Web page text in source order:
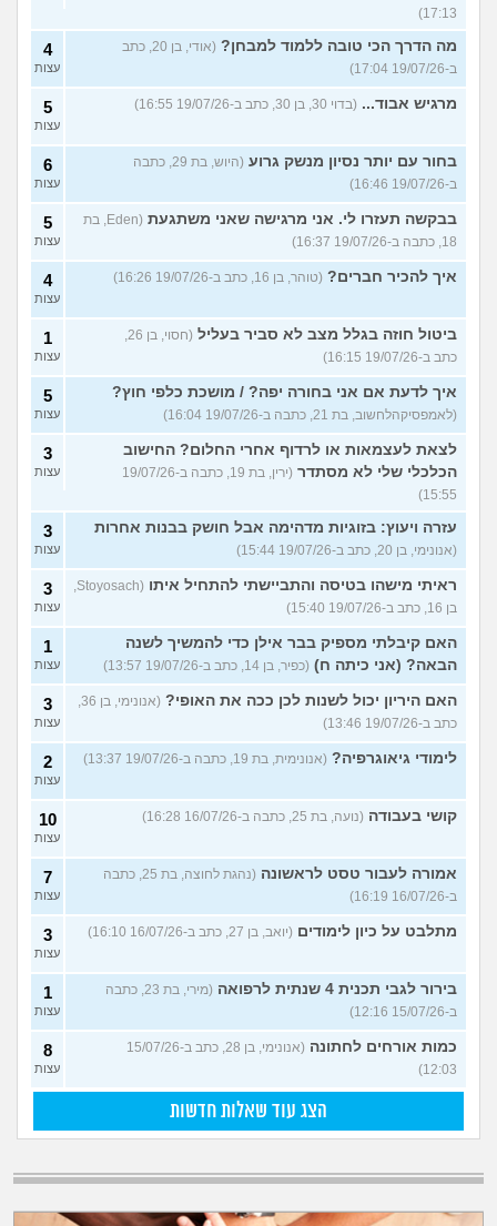
17:13)
מה הדרך הכי טובה ללמוד למבחן?
(אודי, בן 20, כתב
ב-19/07/26 17:04)
4
עצות
מרגיש אבוד... (בדוי 30, בן 30, כתב ב-19/07/26 16:55) 5
עצות
בחור עם יותר נסיון מנשק גרוע
(היוש, בת 29, כתבה
ב-19/07/26 16:46)
6
עצות
בבקשה תעזרו לי. אני מרגישה שאני משתגעת
(Eden, בת
18, כתבה ב-19/07/26 16:37)
5
עצות
איך להכיר חברים? (טוהר, בן 16, כתב ב-19/07/26 16:26) 4
עצות
ביטול חוזה בגלל מצב לא סביר בעליל
כתב ב-19/07/26 16:15)
1
עצות
איך לדעת אם אני בחורה יפה? / מושכת כלפי חוץ?
(לאמפסיקהלחשוב, בת 21, כתבה ב-19/07/26 16:04)
5
עצות
לצאת לעצמאות או לרדוף אחרי החלום? החישוב
הכלכלי שלי לא מסתדר
(ירין, בת 19, כתבה ב-19/07/26
15:55)
3
עצות
עזרה ויעוץ: בזוגיות מדהימה אבל חושק בבנות אחרות
(אנונימי, בן 20, כתב ב-19/07/26 15:44)
3
עצות
ראיתי מישהו בטיסה והתביישתי להתחיל איתו
בן 16, כתב ב-19/07/26 15:40)
3
עצות
האם קיבלתי מספיק בבר אילן כדי להמשיך לשנה
הבאה? (אני כיתה ח) (כפיר, בן 14, כתב ב-19/07/26 13:57)
1
עצות
האם היריון יכול לשנות לכן ככה את האופי?
כתב ב-19/07/26 13:46)
3
עצות
לימודי גיאוגרפיה? (אנונימית, בת 19, כתבה ב-19/07/26 13:37) 2
עצות
קושי בעבודה (נועה, בת 25, כתבה ב-16/07/26 16:28) 10
עצות
אמורה לעבור טסט לראשונה
(נהגת לחוצה, בת 25, כתבה
ב-16/07/26 16:19)
7
עצות
מתלבט על כיון לימודים (יואב, בן 27, כתב ב-16/07/26 16:10) 3
עצות
בירור לגבי תכנית 4 שנתית לרפואה
(מירי, בת 23, כתבה
ב-15/07/26 12:16)
1
עצות
כמות אורחים לחתונה
(אנונימי, בן 28, כתב ב-15/07/26
12:03)
8
עצות
הצג עוד שאלות חדשות